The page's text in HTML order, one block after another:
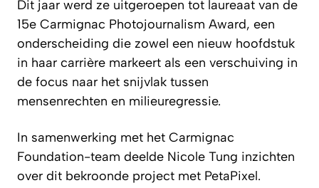
Dit jaar werd ze uitgeroepen tot laureaat van de
15e Carmignac Photojournalism Award, een
onderscheiding die zowel een nieuw hoofdstuk
in haar carrière markeert als een verschuiving in
de focus naar het snijvlak tussen
mensenrechten en milieuregressie.
In samenwerking met het Carmignac
Foundation-team deelde Nicole Tung inzichten
over dit bekroonde project met PetaPixel.